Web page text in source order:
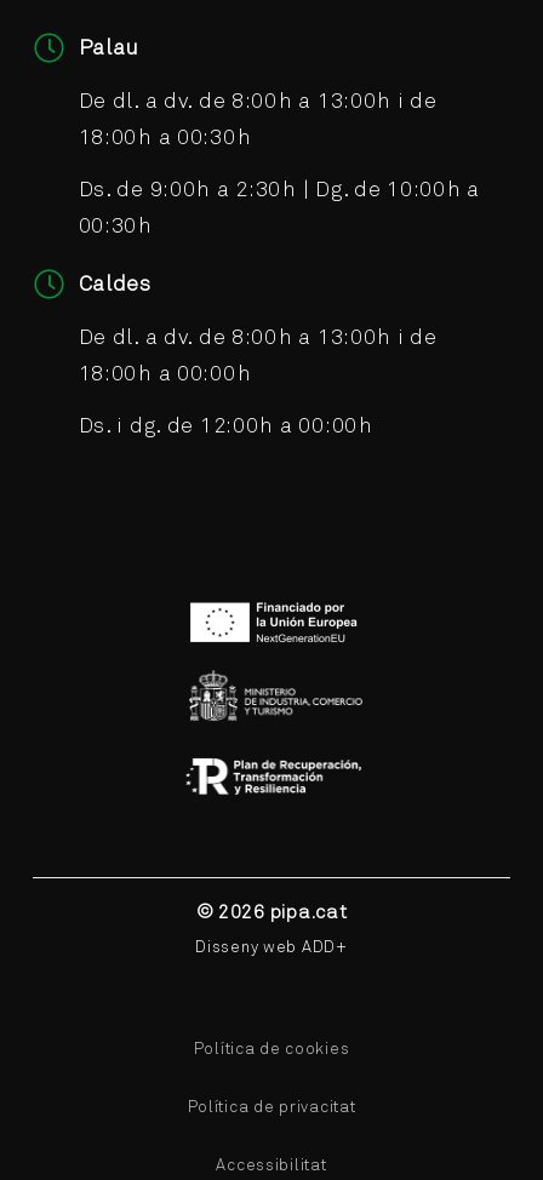
Palau
De dl. a dv. de 8:00h a 13:00h i de
18:00h a 00:30h
Ds. de 9:00h a 2:30h | Dg. de 10:00h a
00:30h
Caldes
De dl. a dv. de 8:00h a 13:00h i de
18:00h a 00:00h
Ds. i dg. de 12:00h a 00:00h
© 2026 pipa.cat
Disseny web ADD+
Política de cookies
Política de privacitat
Accessibilitat